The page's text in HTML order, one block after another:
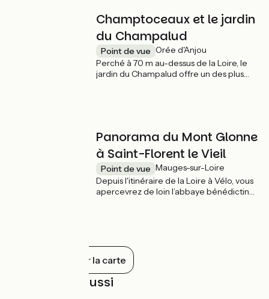
Champtoceaux et le jardin
du Champalud
Point de vue Orée d'Anjou
Perché à 70 m au-dessus de la Loire, le
jardin du Champalud offre un des plus
Panorama du Mont Glonne
à Saint-Florent le Vieil
Point de vue Mauges-sur-Loire
Depuis l'itinéraire de la Loire à Vélo, vous
apercevrez de loin l’abbaye bénédictine
Tout afficher sur la carte
À découvrir aussi